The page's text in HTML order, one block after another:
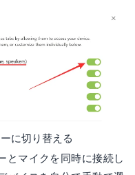
に切り替える
とマイクを同時に接続し